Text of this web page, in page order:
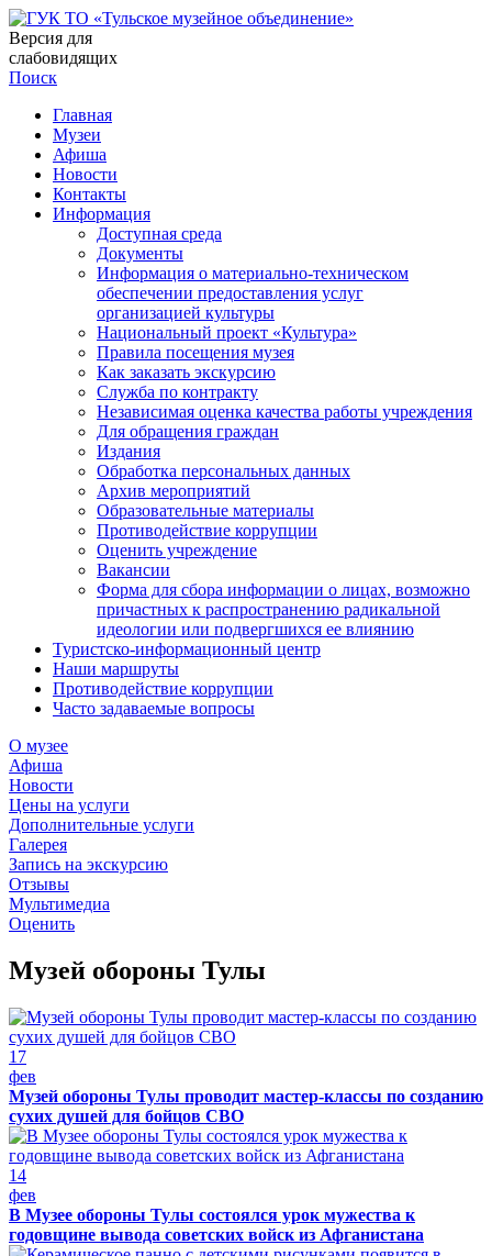
Версия для
слабовидящих
Поиск
Главная
Музеи
Афиша
Новости
Контакты
Информация
Доступная среда
Документы
Информация о материально-техническом
обеспечении предоставления услуг
организацией культуры
Национальный проект «Культура»
Правила посещения музея
Как заказать экскурсию
Служба по контракту
Независимая оценка качества работы учреждения
Для обращения граждан
Издания
Обработка персональных данных
Архив мероприятий
Образовательные материалы
Противодействие коррупции
Оценить учреждение
Вакансии
Форма для сбора информации о лицах, возможно
причастных к распространению радикальной
идеологии или подвергшихся ее влиянию
Туристско-информационный центр
Наши маршруты
Противодействие коррупции
Часто задаваемые вопросы
О музее
Афиша
Новости
Цены на услуги
Дополнительные услуги
Галерея
Запись на экскурсию
Отзывы
Мультимедиа
Оценить
Музей обороны Тулы
17
фев
Музей обороны Тулы проводит мастер-классы по созданию
сухих душей для бойцов СВО
14
фев
В Музее обороны Тулы состоялся урок мужества к
годовщине вывода советских войск из Афганистана